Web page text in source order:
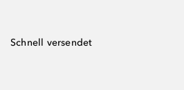
Schnell versendet